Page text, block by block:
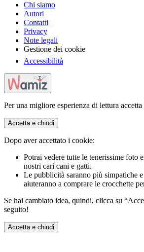
Chi siamo
Autori
Contatti
Privacy
Note legali
Gestione dei cookie
Accessibilità
Per una migliore esperienza di lettura
Accetta e chiudi
Dopo aver accettato i cookie:
Potrai vedere tutte le tenerissime foto
nostri cari cani e gatti.
Le pubblicità saranno più simpatiche e
aiuteranno a comprare le crocchette
Se hai cambiato idea, quindi, clicca su
seguito!
Accetta e chiudi